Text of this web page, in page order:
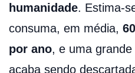
humanidade. Estima-
consuma, em média,
por ano, e uma
acaba sendo